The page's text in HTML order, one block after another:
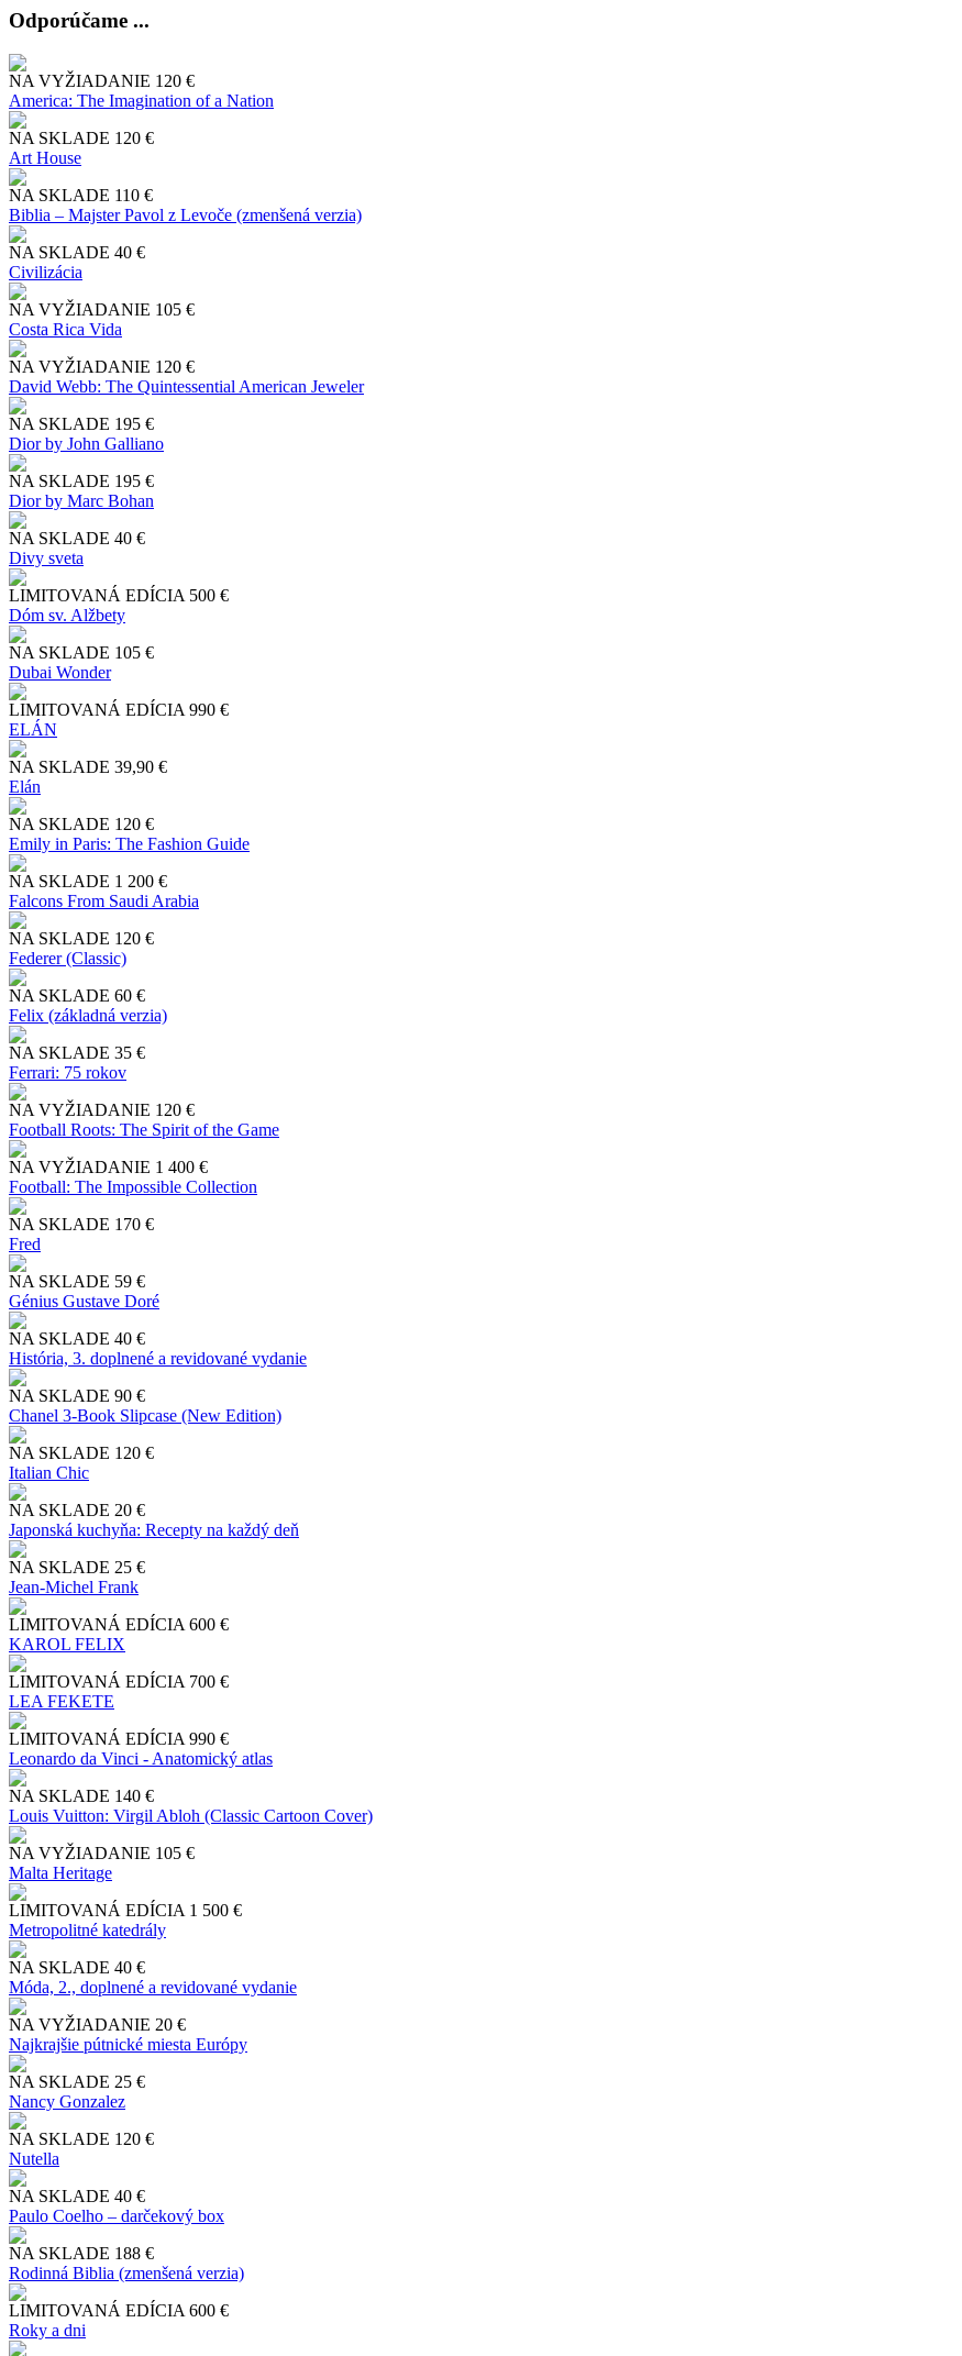
Odporúčame ...
NA VYŽIADANIE 120 €
America: The Imagination of a Nation
NA SKLADE 120 €
Art House
NA SKLADE 110 €
Biblia – Majster Pavol z Levoče (zmenšená verzia)
NA SKLADE 40 €
Civilizácia
NA VYŽIADANIE 105 €
Costa Rica Vida
NA VYŽIADANIE 120 €
David Webb: The Quintessential American Jeweler
NA SKLADE 195 €
Dior by John Galliano
NA SKLADE 195 €
Dior by Marc Bohan
NA SKLADE 40 €
Divy sveta
LIMITOVANÁ EDÍCIA 500 €
Dóm sv. Alžbety
NA SKLADE 105 €
Dubai Wonder
LIMITOVANÁ EDÍCIA 990 €
ELÁN
NA SKLADE 39,90 €
Elán
NA SKLADE 120 €
Emily in Paris: The Fashion Guide
NA SKLADE 1 200 €
Falcons From Saudi Arabia
NA SKLADE 120 €
Federer (Classic)
NA SKLADE 60 €
Felix (základná verzia)
NA SKLADE 35 €
Ferrari: 75 rokov
NA VYŽIADANIE 120 €
Football Roots: The Spirit of the Game
NA VYŽIADANIE 1 400 €
Football: The Impossible Collection
NA SKLADE 170 €
Fred
NA SKLADE 59 €
Génius Gustave Doré
NA SKLADE 40 €
História, 3. doplnené a revidované vydanie
NA SKLADE 90 €
Chanel 3-Book Slipcase (New Edition)
NA SKLADE 120 €
Italian Chic
NA SKLADE 20 €
Japonská kuchyňa: Recepty na každý deň
NA SKLADE 25 €
Jean-Michel Frank
LIMITOVANÁ EDÍCIA 600 €
KAROL FELIX
LIMITOVANÁ EDÍCIA 700 €
LEA FEKETE
LIMITOVANÁ EDÍCIA 990 €
Leonardo da Vinci - Anatomický atlas
NA SKLADE 140 €
Louis Vuitton: Virgil Abloh (Classic Cartoon Cover)
NA VYŽIADANIE 105 €
Malta Heritage
LIMITOVANÁ EDÍCIA 1 500 €
Metropolitné katedrály
NA SKLADE 40 €
Móda, 2., doplnené a revidované vydanie
NA VYŽIADANIE 20 €
Najkrajšie pútnické miesta Európy
NA SKLADE 25 €
Nancy Gonzalez
NA SKLADE 120 €
Nutella
NA SKLADE 40 €
Paulo Coelho – darčekový box
NA SKLADE 188 €
Rodinná Biblia (zmenšená verzia)
LIMITOVANÁ EDÍCIA 600 €
Roky a dni